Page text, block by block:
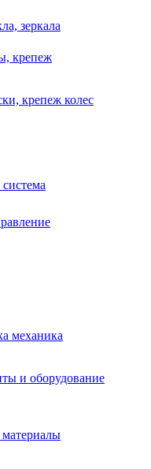
зеркала
крепеж
крепеж колес
механика
и оборудование